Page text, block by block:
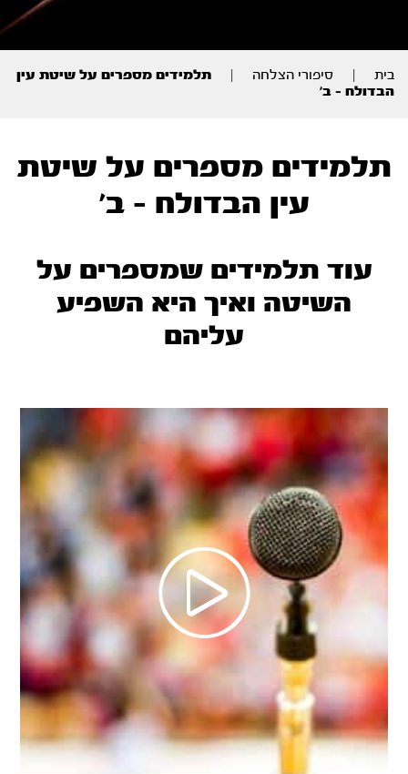
בית סיפורי הצלחה
תלמידים מספרים על שיטת עין
הבדולח – ב’
תלמידים מספרים על שיטת
עין הבדולח - ב'
עוד תלמידים שמספרים על
השיטה ואיך היא השפיע
עליהם